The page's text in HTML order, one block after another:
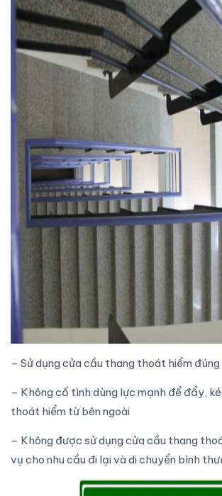
– Sử dụng cửa cầu thang thoát hiểm
– Không cố tình dùng lực mạnh để đẩy,
thoát hiểm từ bên ngoài
– Không được sử dụng cửa cầu thang
vụ cho nhu cầu đi lại và di chuyển bình